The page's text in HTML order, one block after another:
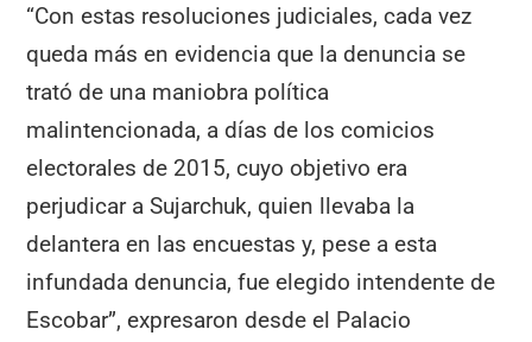
“Con estas resoluciones judiciales, cada vez
queda más en evidencia que la denuncia se
trató de una maniobra política
malintencionada, a días de los comicios
electorales de 2015, cuyo objetivo era
perjudicar a Sujarchuk, quien llevaba la
delantera en las encuestas y, pese a esta
infundada denuncia, fue elegido intendente de
Escobar”, expresaron desde el Palacio